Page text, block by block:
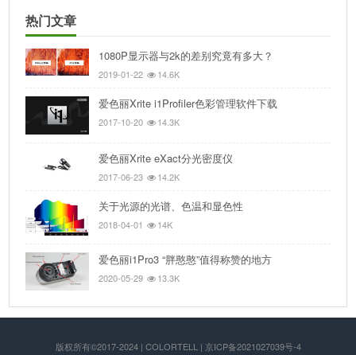
热门文章
1080P显示器与2k的差别究竟有多大？
2019-01-22 14.6K
爱色丽Xrite i1Profiler色彩管理软件下载
2017-10-20 14.3K
爱色丽Xrite eXact分光密度仪
2017-06-23 14.2K
关于光源的光谱、色温和显色性
2018-04-01 14K
爱色丽i1Pro3 “胖憨憨”值得称赞的地方
2020-05-29 13.3K
版权所有©2017-2024 | COLORTELL | 京ICP备2021027039号-4